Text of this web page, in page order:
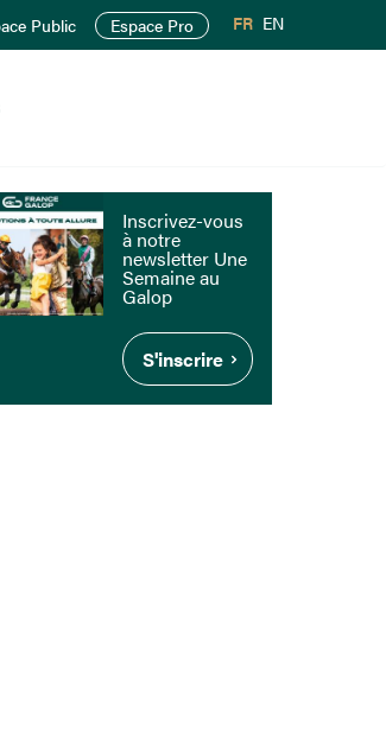
Public Espace Pro FR EN
Inscrivez-vous
à notre
newsletter Une
Semaine au
Galop
S'inscrire